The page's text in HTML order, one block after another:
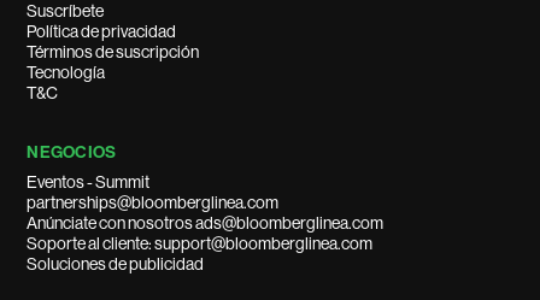
Suscríbete
Política de privacidad
Términos de suscripción
Tecnología
T&C
NEGOCIOS
Eventos - Summit
partnerships@bloomberglinea.com
Anúnciate con nosotros ads@bloomberglinea.com
Soporte al cliente: support@bloomberglinea.com
Soluciones de publicidad